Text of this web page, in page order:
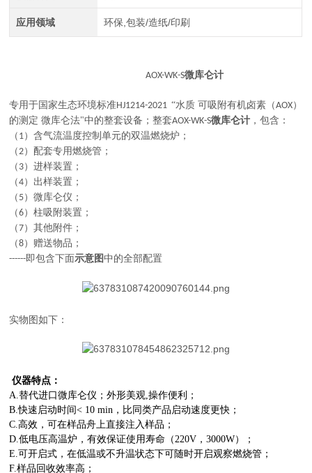
应用领域 环保,包装/造纸/印刷
AOX-WK-S微库仑计
专用于国家生态环境标准HJ1214-2021“水质 可吸附有机卤素（AOX）
的测定 微库仑法"中的整套设备；整套AOX-WK-S微库仑计 ，包含：
（ 1）含气流温度控制单元的双温燃烧炉；
（2）配套专用燃烧管；
（ 3）进样装置；
（4）出样装置；
（ 5）微库仑仪；
（6）柱吸附装置；
（7）其他附件；
（8）赠送物品；
------即包含下面示意图中的全部配置
实物图如下：
仪器特点：
A.替代进口微库仑仪；外形美观,操作便利；
B.快速启动时间< 10 min，比同类产品启动速度更快；
C.高效，可在样品舟上直接注入样品；
D.低电压高温炉，有效保证使用寿命（220V，3000W）；
E.可开启式，在低温或不升温状态下可随时开启观察燃烧管；
F.样品回收效率高；